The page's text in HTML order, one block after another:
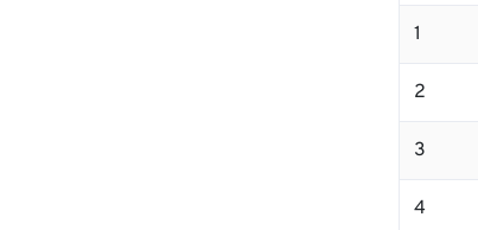
1
2
3
4